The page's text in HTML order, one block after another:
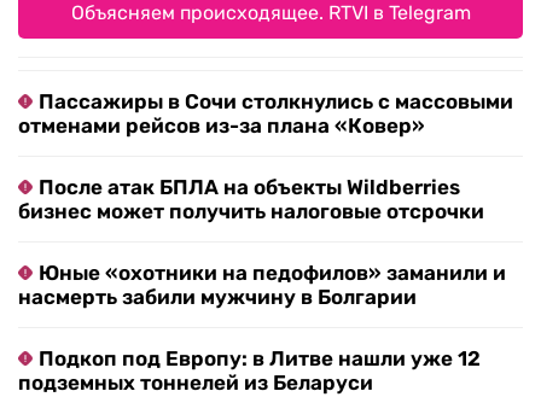
Объясняем происходящее. RTVI в Telegram
Пассажиры в Сочи столкнулись с массовыми
отменами рейсов из-за плана «Ковер»
После атак БПЛА на объекты Wildberries
бизнес может получить налоговые отсрочки
Юные «охотники на педофилов» заманили и
насмерть забили мужчину в Болгарии
Подкоп под Европу: в Литве нашли уже 12
подземных тоннелей из Беларуси